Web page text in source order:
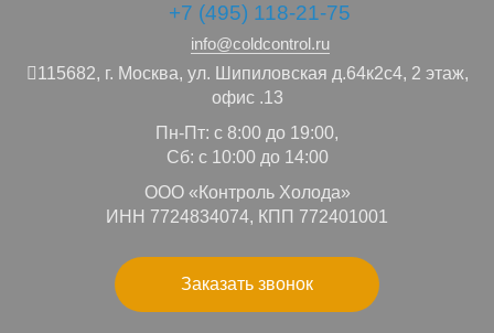
+7 (495) 118-21-75
info@coldcontrol.ru
115682, г. Москва, ул. Шипиловская д.64к2с4, 2 этаж,
офис .13
Пн-Пт: с 8:00 до 19:00,
Сб: с 10:00 до 14:00
ООО «Контроль Холода»
ИНН 7724834074, КПП 772401001
Заказать звонок